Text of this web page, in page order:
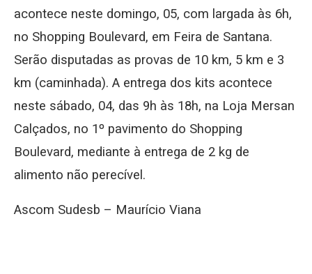
acontece neste domingo, 05, com largada às 6h,
no Shopping Boulevard, em Feira de Santana.
Serão disputadas as provas de 10 km, 5 km e 3
km (caminhada). A entrega dos kits acontece
neste sábado, 04, das 9h às 18h, na Loja Mersan
Calçados, no 1º pavimento do Shopping
Boulevard, mediante à entrega de 2 kg de
alimento não perecível.
Ascom Sudesb – Maurício Viana